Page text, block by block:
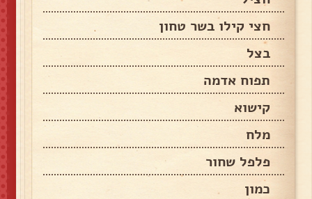
חצי קילו בשר טחון
בצל
תפוח אדמה
קישוא
מלח
פלפל שחור
כמון